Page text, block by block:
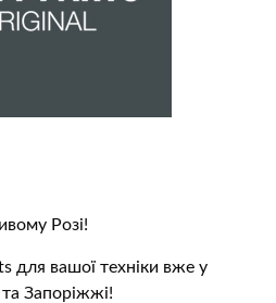
Розі!
для вашої техніки вже у
та Запоріжжі!